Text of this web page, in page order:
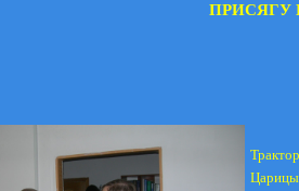
ПРИСЯГУ